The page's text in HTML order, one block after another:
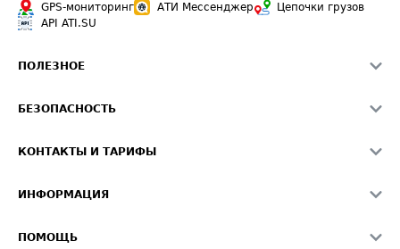
GPS-мониторинг
АТИ Мессенджер
Цепочки грузов
API ATI.SU
ПОЛЕЗНОЕ
Звезды ATI.SU на вашем сайте
Средние ставки
БЕЗОПАСНОСТЬ
Светофор+
О формировании Паспорта
КОНТАКТЫ И ТАРИФЫ
Реклама на сайте
ИНФОРМАЦИЯ
ПОМОЩЬ